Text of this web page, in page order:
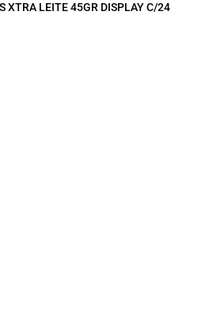
XTRA LEITE 45GR DISPLAY C/24